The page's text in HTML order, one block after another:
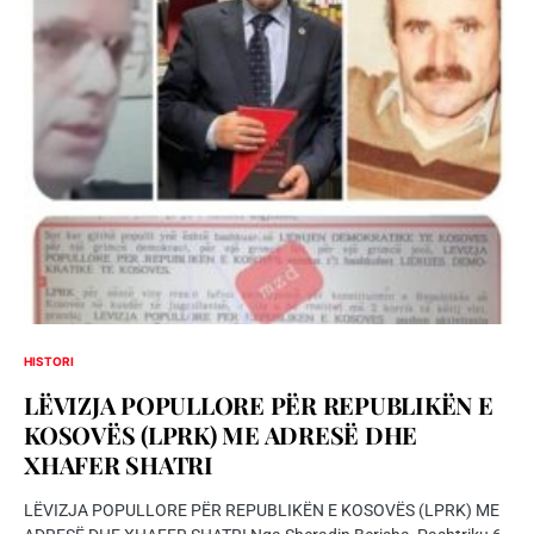
HISTORI
LËVIZJA POPULLORE PËR REPUBLIKËN E
KOSOVËS (LPRK) ME ADRESË DHE
XHAFER SHATRI
LËVIZJA POPULLORE PËR REPUBLIKËN E KOSOVËS (LPRK) ME